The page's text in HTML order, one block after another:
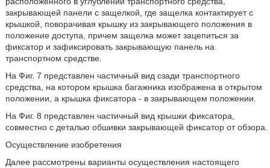
закрывающей панели с защелкой, где защелка контактирует с
крышкой, поворачивая крышку из закрывающего положения в
положение доступа, причем защелка может зацепиться за
фиксатор и зафиксировать закрывающую панель на
транспортном средстве.
На Фиг. 7 представлен частичный вид сзади транспортного
средства, на котором крышка багажника изображена в открытом
положении, а крышка фиксатора - в закрывающем положении.
На Фиг. 8 представлен частичный вид крышки фиксатора,
совместно с деталью обшивки закрывающей фиксатор от обзора.
Осуществление изобретения
Далее рассмотрены варианты осуществления настоящего